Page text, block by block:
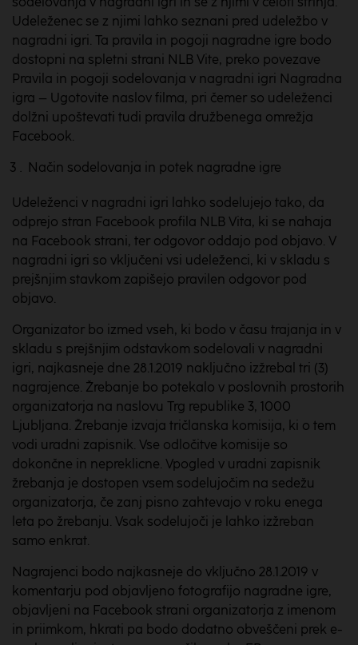
Udeleženec se z njimi lahko seznani pred udeležbo v
nagradni igri. Ta pravila in pogoji nagradne igre bodo
dostopni na spletni strani NLB Vite, preko povezave
Pravila in pogoji sodelovanja v nagradni igri Nagradna
igra – Ugotovite naslov filma, pri čemer so udeleženci
dolžni upoštevati tudi pravila družbenega omrežja
Facebook.
Način sodelovanja in potek nagradne igre
Udeleženci v nagradni igri lahko sodelujejo tako, da
odprejo stran Facebook profila NLB Vita, ki se nahaja
na Facebook strani, ter odgovor oddajo pod objavo. V
nagradni igri so vključeni vsi udeleženci, ki v skladu s
prejšnjim stavkom zapišejo pravilen odgovor pod
objavo.
Organizator bo izmed vseh, ki bodo v času trajanja in v
skladu s prejšnjim odstavkom sodelovali v nagradni
igri, najkasneje dne 28.1.2019 naključno izžrebal tri (3)
nagrajence. Žrebanje bo potekalo v poslovnih prostorih
organizatorja na naslovu Trg republike 3, 1000
Ljubljana. Žrebanje izvaja tričlanska komisija, ki o tem
vodi uradni zapisnik. Vse odločitve komisije so
dokončne in nepreklicne. Vpogled v uradni zapisnik
žrebanja je dostopen vsem sodelujočim na sedežu
organizatorja, če zanj pisno zahtevajo v roku enega
leta po žrebanju. Vsak sodelujoči je lahko izžreban
samo enkrat.
Nagrajenci bodo najkasneje do vključno 28.1.2019 v
komentarju pod objavljeno fotografijo nagradne igre,
objavljeni na Facebook strani organizatorja z imenom
in priimkom, hkrati pa bodo dodatno obveščeni prek e-